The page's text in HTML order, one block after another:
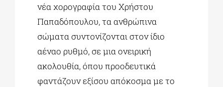
νέα χορογραφία του Χρήστου
Παπαδόπουλου, τα ανθρώπινα
σώματα συντονίζονται στον ίδιο
αέναο ρυθμό, σε μια ονειρική
ακολουθία, όπου προοδευτικά
φαντάζουν εξίσου απόκοσμα με το